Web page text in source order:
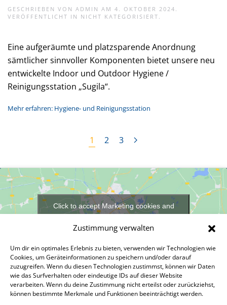
Zustimmung verwalten
Um dir ein optimales Erlebnis zu bieten, verwenden wir Technologien wie
Cookies, um Geräteinformationen zu speichern und/oder darauf
zuzugreifen. Wenn du diesen Technologien zustimmst, können wir Daten
wie das Surfverhalten oder eindeutige IDs auf dieser Website
verarbeiten. Wenn du deine Zustimmung nicht erteilst oder zurückziehst,
können bestimmte Merkmale und Funktionen beeinträchtigt werden.
GESCHRIEBEN VON ADMIN AM 4. OKTOBER 2024 .
VERÖFFENTLICHT IN NICHT KATEGORISIERT .
Eine aufgeräumte und platzsparende Anordnung
sämtlicher sinnvoller Komponenten bietet unsere neu
entwickelte Indoor und Outdoor Hygiene /
Reinigungsstation „Sugila“.
Mehr erfahren: Hygiene- und Reinigungsstation
1 2 3
Click to accept Marketing cookies and
Hinterm Bahnhof 20
49751 Sögel